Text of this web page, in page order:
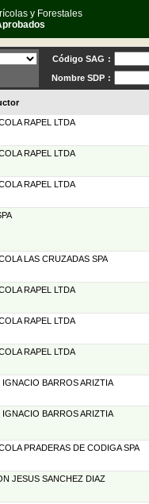
y Forestales
Código SAG :
Nombre SDP :
RAPEL LTDA
RAPEL LTDA
RAPEL LTDA
LAS CRUZADAS SPA
RAPEL LTDA
RAPEL LTDA
RAPEL LTDA
IGNACIO BARROS ARIZTIA
IGNACIO BARROS ARIZTIA
PRADERAS DE CODIGA SPA
JESUS SANCHEZ DIAZ